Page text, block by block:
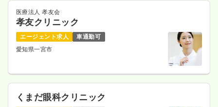
医療法人 孝友会
孝友クリニック
エージェント求人
車通勤可
愛知県一宮市
くまだ眼科クリニック